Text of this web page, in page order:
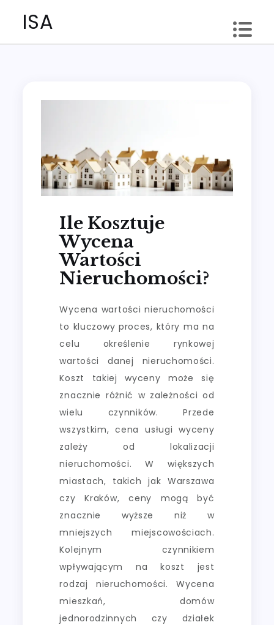
ISA
Ile Kosztuje
Wycena
Wartości
Nieruchomości?
Wycena wartości nieruchomości
to kluczowy proces, który ma na
celu określenie rynkowej
wartości danej nieruchomości.
Koszt takiej wyceny może się
znacznie różnić w zależności od
wielu czynników. Przede
wszystkim, cena usługi wyceny
zależy od lokalizacji
nieruchomości. W większych
miastach, takich jak Warszawa
czy Kraków, ceny mogą być
znacznie wyższe niż w
mniejszych miejscowościach.
Kolejnym czynnikiem
wpływającym na koszt jest
rodzaj nieruchomości. Wycena
mieszkań, domów
jednorodzinnych czy działek